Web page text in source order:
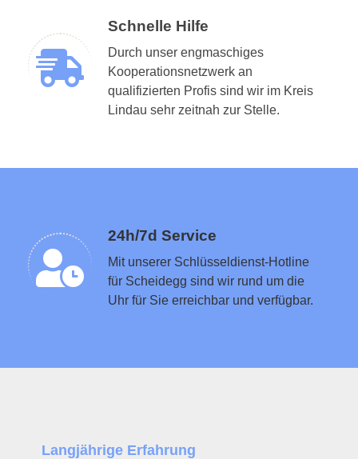
Schnelle Hilfe
Durch unser engmaschiges
Kooperationsnetzwerk an
qualifizierten Profis sind wir im Kreis
Lindau sehr zeitnah zur Stelle.
24h/7d Service
Mit unserer Schlüsseldienst-Hotline
für Scheidegg sind wir rund um die
Uhr für Sie erreichbar und verfügbar.
Schlüsseldienst in der Nähe vermitteln
Langjährige Erfahrung